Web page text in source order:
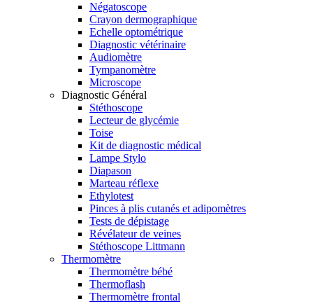
Négatoscope
Crayon dermographique
Echelle optométrique
Diagnostic vétérinaire
Audiomètre
Tympanomètre
Microscope
Diagnostic Général
Stéthoscope
Lecteur de glycémie
Toise
Kit de diagnostic médical
Lampe Stylo
Diapason
Marteau réflexe
Ethylotest
Pinces à plis cutanés et adipomètres
Tests de dépistage
Révélateur de veines
Stéthoscope Littmann
Thermomètre
Thermomètre bébé
Thermoflash
Thermomètre frontal